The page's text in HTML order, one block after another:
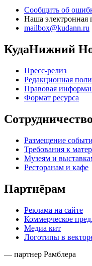
Сообщить об
Наша электронная
mailbox@kudann.ru
КудаНижний
Пресс-релиз
Редакционная
Правовая
Формат ресурса
Сотрудничество
Размещение
Требования к
Музеям и
Ресторанам и кафе
Партнёрам
Реклама на сайте
Коммерческое
Медиа кит
Логотипы в
— партнер Рамблера